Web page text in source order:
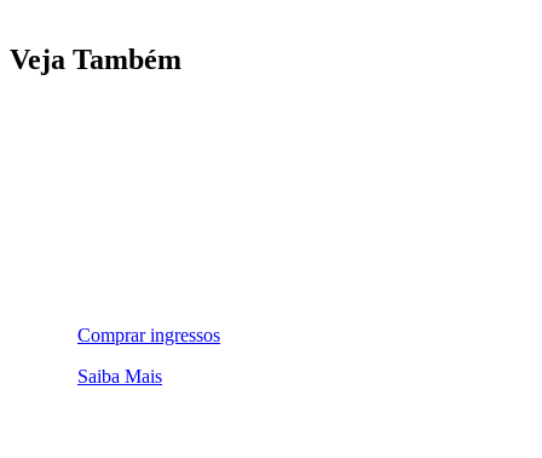
Veja Também
Comprar ingressos
Saiba Mais